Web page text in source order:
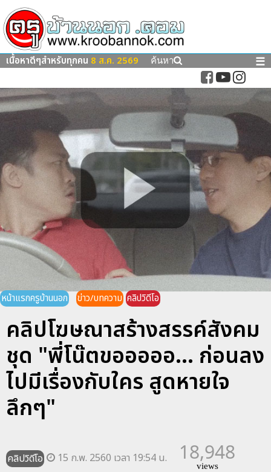
เนื้อหาดีๆสำหรับทุกคน 8 ส.ค. 2569 ค้นหา ☰
หน้าแรกครูบ้านนอก ข่าว/บทความ คลิปวิดีโอ
คลิปโฆษณาสร้างสรรค์สังคม
ชุด "พี่โน๊ตขอออออ... ก่อนลง
ไปมีเรื่องกับใคร สูดหายใจ
ลึกๆ"
คลิปวิดีโอ 15 ก.พ. 2560 เวลา 19:54 น. 18,948
views